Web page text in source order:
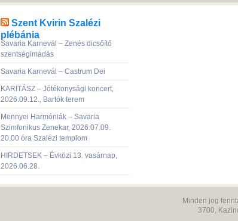
Szent Kvirin Szalézi
plébánia
Savaria Karnevál – Zenés dicsőítő
szentségimádás
Savaria Karnevál – Castrum Dei
KARITÁSZ – Jótékonysági koncert,
2026.09.12., Bartók terem
Mennyei Harmóniák – Savaria
Szimfonikus Zenekar, 2026.07.09.
20.00 óra Szalézi templom
HIRDETSEK – Évközi 13. vasárnap,
2026.06.28.
Minden jog
3700,